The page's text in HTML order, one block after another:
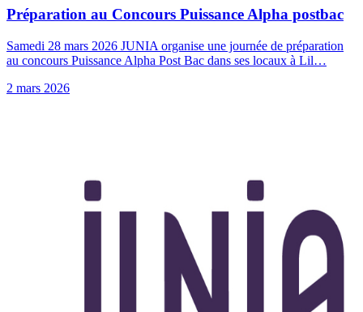
Préparation au Concours Puissance Alpha postbac
Samedi 28 mars 2026 JUNIA organise une journée de préparation
au concours Puissance Alpha Post Bac dans ses locaux à Lil…
2 mars 2026